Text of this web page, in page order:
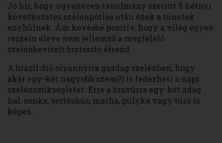
Jó hír, hogy ugyanezen tanulmány szerint 5 hétnyi
következetes szelénpótlás után ezek a tünetek
enyhülnek. Ám kevésbé pozitív, hogy a világ egyes
részein eleve nem jellemző a megfelelő
szelénbevitelt biztosító étrend.
A brazil dió olyannyira gazdag szelénben, hogy
akár egy-két nagyobb szem(!) is fedezheti a napi
szelénszükségletet. Erre a bravúrra egy-két adag
hal, sonka, sertéshús, marha, pulyka vagy túró is
képes.